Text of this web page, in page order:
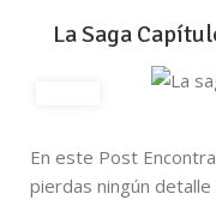
La Saga
En este Post
pierdas ningún detalle